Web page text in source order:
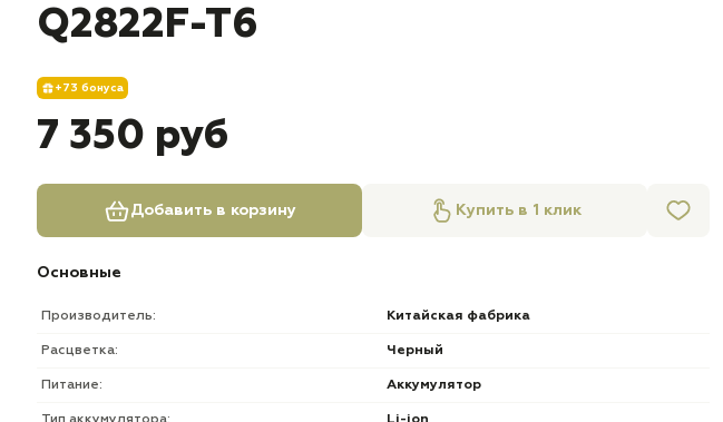
Q2822F-T6
+73 бонуса
7 350 руб
Добавить в корзину Купить в 1 клик
Основные
Производитель: Китайская фабрика
Расцветка: Черный
Питание: Аккумулятор